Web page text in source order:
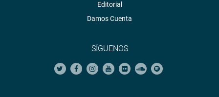
Editorial
Damos Cuenta
SÍGUENOS